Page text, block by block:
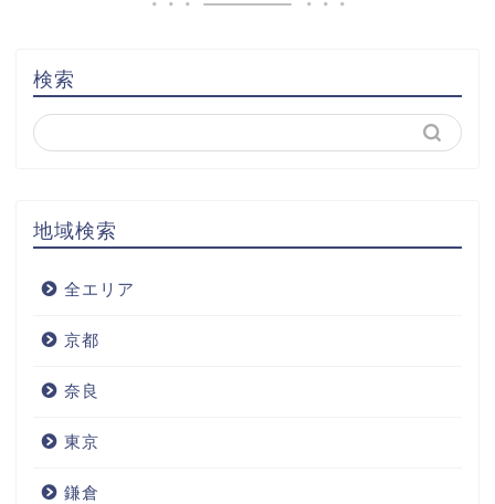
検索
地域検索
全エリア
京都
奈良
東京
鎌倉